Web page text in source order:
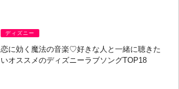
ディズニー
恋に効く魔法の音楽♡好きな人と一緒に聴きた
いオススメのディズニーラブソングTOP18